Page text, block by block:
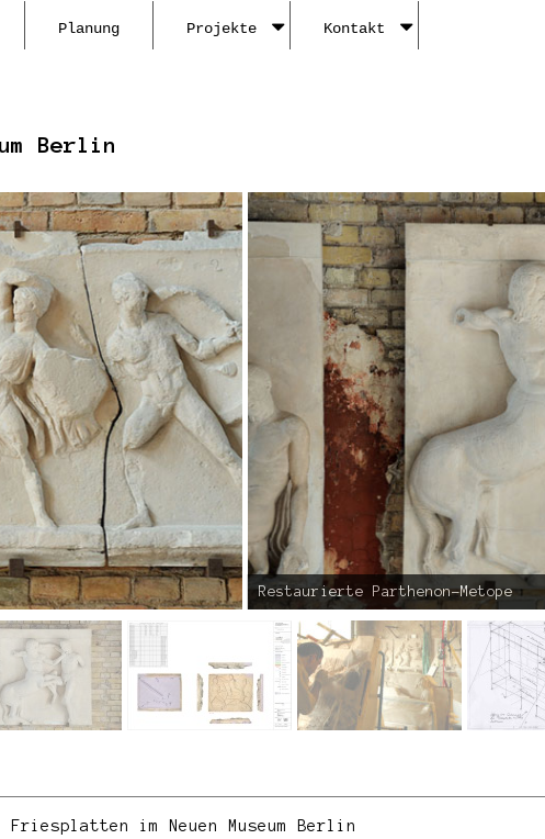
Planung Projekte Kontakt
Berlin
Restaurierte Parthenon-Metope
Friesplatten im Neuen Museum Berlin